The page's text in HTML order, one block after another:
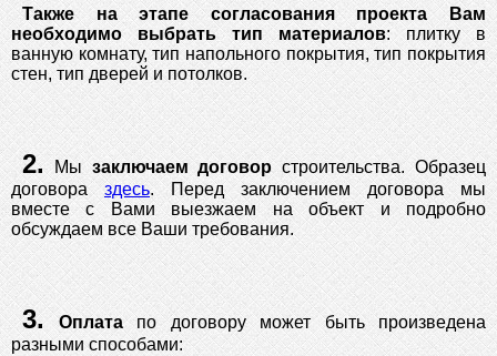
Также на этапе согласования проекта Вам
необходимо выбрать тип материалов: плитку в
ванную комнату, тип напольного покрытия, тип покрытия
стен, тип дверей и потолков.
2. Мызаключаем договор строительства. Образец
договора здесь. Перед заключением договора мы
вместе с Вами выезжаем на объект и подробно
обсуждаем все Ваши требования.
3. Оплатапо договору может быть произведена
разными способами: